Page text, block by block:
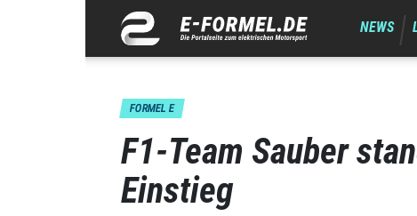
NEWS
FORMEL E
F1-Team Sauber
Einstieg